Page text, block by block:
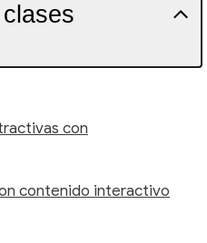
con
contenido interactivo